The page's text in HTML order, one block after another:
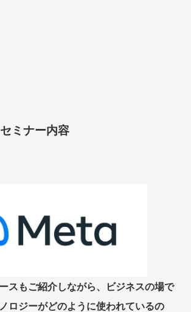
ミナー内容
スもご紹介しながら、ビジネスの場で
ロジーがどのように使われているの